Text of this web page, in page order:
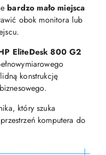
bardzo mało miejsca
obok monitora lub
EliteDesk 800 G2
konstrukcję
który szuka
komputera do